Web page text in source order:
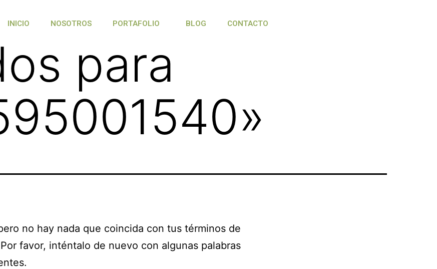
INICIO NOSOTROS PORTAFOLIO BLOG CONTACTO
para
»
no hay nada que coincida con tus términos de
favor, inténtalo de nuevo con algunas palabras